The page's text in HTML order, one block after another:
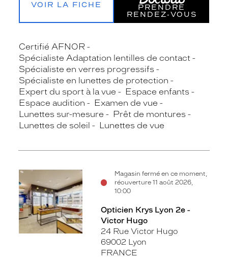
VOIR LA FICHE
PRENDRE
RENDEZ‑VOUS
Certifié AFNOR
Spécialiste Adaptation lentilles de contact
Spécialiste en verres progressifs
Spécialiste en lunettes de protection
Expert du sport à la vue
Espace enfants
Espace audition
Examen de vue
Lunettes sur-mesure
Prêt de montures
Lunettes de soleil
Lunettes de vue
Magasin fermé en ce moment,
réouverture 11 août 2026,
10:00
Opticien Krys Lyon 2e -
Victor Hugo
24 Rue Victor Hugo
69002 Lyon
FRANCE